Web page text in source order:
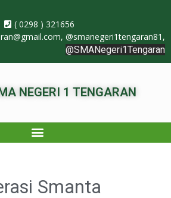
( 0298 ) 321656
, @smanegeri1tengaran81,
@SMANegeri1Tengaran
NEGERI 1 TENGARAN
Smanta